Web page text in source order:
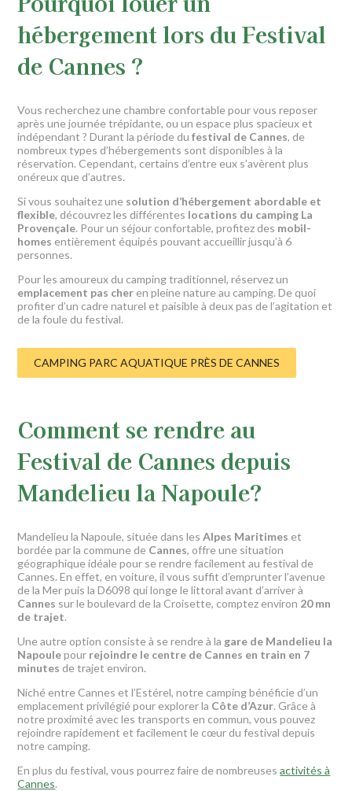
hébergement lors du Festival
de Cannes ?
Vous recherchez une chambre confortable pour vous reposer
après une journée trépidante, ou un espace plus spacieux et
indépendant ? Durant la période du festival de Cannes, de
nombreux types d’hébergements sont disponibles à la
réservation. Cependant, certains d’entre eux s’avèrent plus
onéreux que d’autres.
Si vous souhaitez une solution d’hébergement abordable et
flexible, découvrez les différentes locations du camping La
Provençale. Pour un séjour confortable, profitez des mobil-
homes entièrement équipés pouvant accueillir jusqu’à 6
personnes.
Pour les amoureux du camping traditionnel, réservez un
emplacement pas cher en pleine nature au camping. De quoi
profiter d’un cadre naturel et paisible à deux pas de l’agitation et
de la foule du festival.
CAMPING PARC AQUATIQUE PRÈS DE CANNES
Comment se rendre au
Festival de Cannes depuis
Mandelieu la Napoule?
Mandelieu la Napoule, située dans lesAlpes Maritimes et
bordée par la commune de Cannes, offre une situation
géographique idéale pour se rendre facilement au festival de
Cannes. En effet, en voiture, il vous suffit d’emprunter l’avenue
de la Mer puis la D6098 qui longe le littoral avant d’arriver à
Cannes sur le boulevard de la Croisette, comptez environ 20 mn
de trajet.
Une autre option consiste à se rendre à la gare de Mandelieu la
Napoulepour rejoindre le centre de Cannes en train en 7
minutes de trajet environ.
Niché entre Cannes et l’Estérel, notre camping bénéficie d’un
emplacement privilégié pour explorer la Côte d’Azur. Grâce à
notre proximité avec les transports en commun, vous pouvez
rejoindre rapidement et facilement le cœur du festival depuis
notre camping.
En plus du festival, vous pourrez faire de nombreusesactivités à
Cannes.